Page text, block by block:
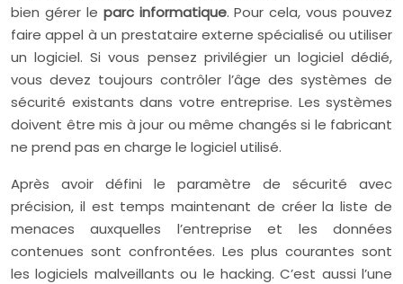
bien gérer le parc informatique. Pour cela, vous pouvez
faire appel à un prestataire externe spécialisé ou utiliser
un logiciel. Si vous pensez privilégier un logiciel dédié,
vous devez toujours contrôler l’âge des systèmes de
sécurité existants dans votre entreprise. Les systèmes
doivent être mis à jour ou même changés si le fabricant
ne prend pas en charge le logiciel utilisé.
Après avoir défini le paramètre de sécurité avec
précision, il est temps maintenant de créer la liste de
menaces auxquelles l’entreprise et les données
contenues sont confrontées. Les plus courantes sont
les logiciels malveillants ou le hacking. C’est aussi l’une